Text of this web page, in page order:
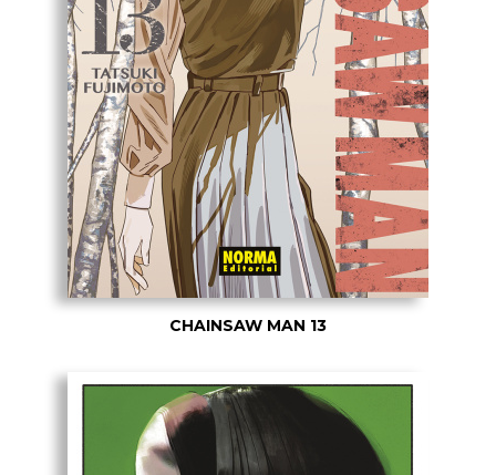
CHAINSAW MAN 13